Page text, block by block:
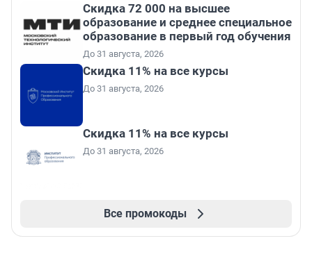
Скидка 72 000 на высшее
образование и среднее специальное
образование в первый год обучения
До 31 августа, 2026
Скидка 11% на все курсы
До 31 августа, 2026
Скидка 11% на все курсы
До 31 августа, 2026
Все промокоды